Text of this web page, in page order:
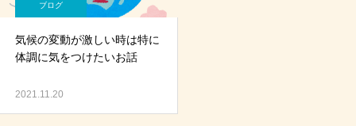
ブログ
気候の変動が激しい時は特に
体調に気をつけたいお話
2021.11.20